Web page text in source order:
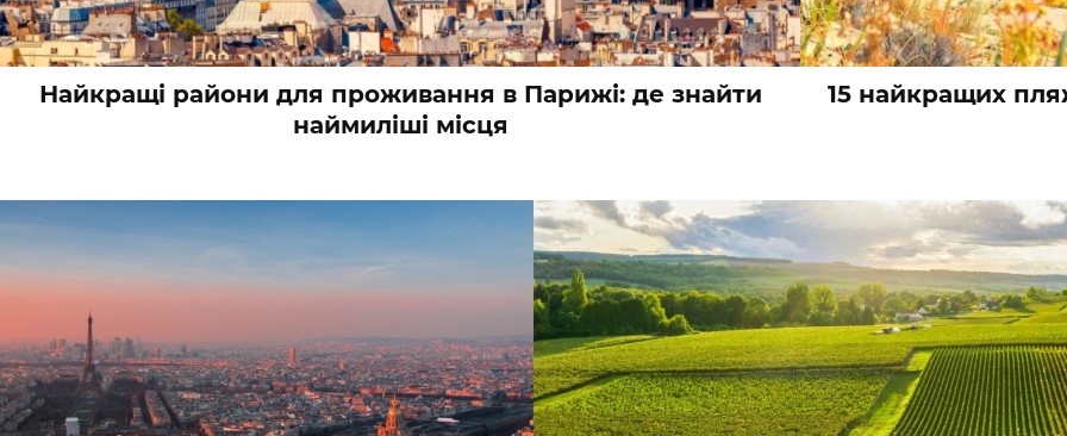
Найкращі райони для проживання в Парижі: де знайти
наймиліші місця
15 найкращих